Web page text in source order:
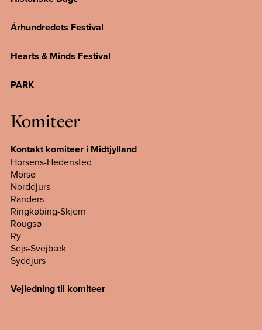
Århundredets Festival
Hearts & Minds Festival
PARK
Komiteer
Kontakt komiteer i Midtjylland
Horsens-Hedensted
Morsø
Norddjurs
Randers
Ringkøbing-Skjern
Rougsø
Ry
Sejs-Svejbæk
Syddjurs
Vejledning til komiteer